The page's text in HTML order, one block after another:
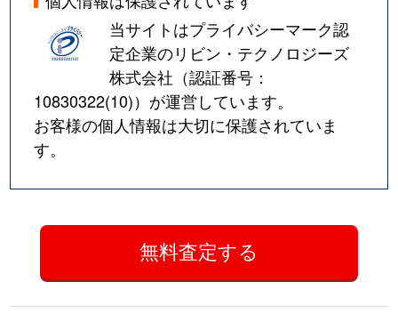
当サイトはプライバシーマーク認
定企業のリビン・テクノロジーズ
株式会社（認証番号：
10830322(10)）が運営しています。
お客様の個人情報は大切に保護されていま
す。